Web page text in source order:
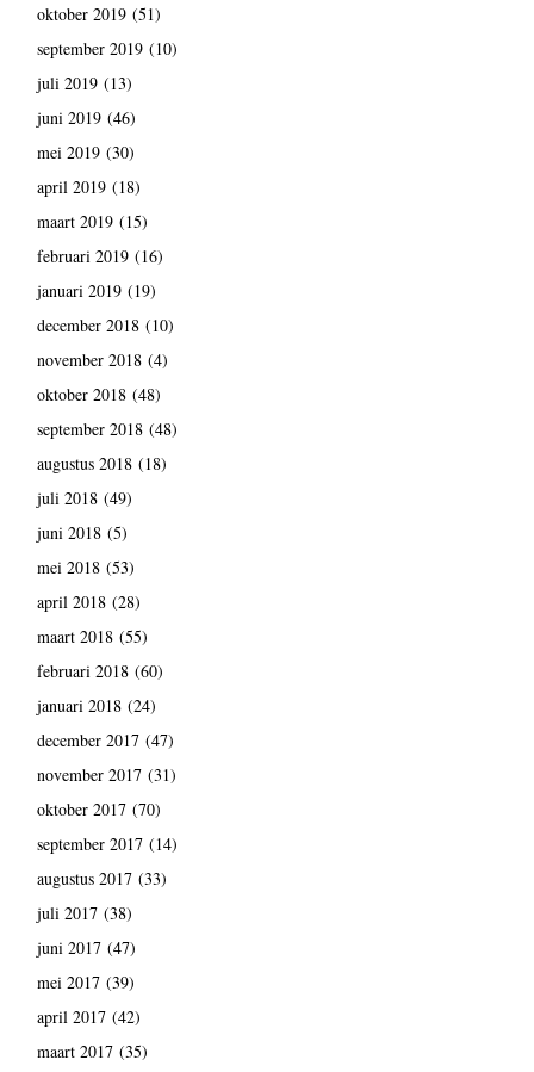
oktober 2019(51)
september 2019(10)
juli 2019(13)
juni 2019(46)
mei 2019(30)
april 2019(18)
maart 2019(15)
februari 2019(16)
januari 2019(19)
december 2018(10)
november 2018(4)
oktober 2018(48)
september 2018(48)
augustus 2018(18)
juli 2018(49)
juni 2018(5)
mei 2018(53)
april 2018(28)
maart 2018(55)
februari 2018(60)
januari 2018(24)
december 2017(47)
november 2017(31)
oktober 2017(70)
september 2017(14)
augustus 2017(33)
juli 2017(38)
juni 2017(47)
mei 2017(39)
april 2017(42)
maart 2017(35)